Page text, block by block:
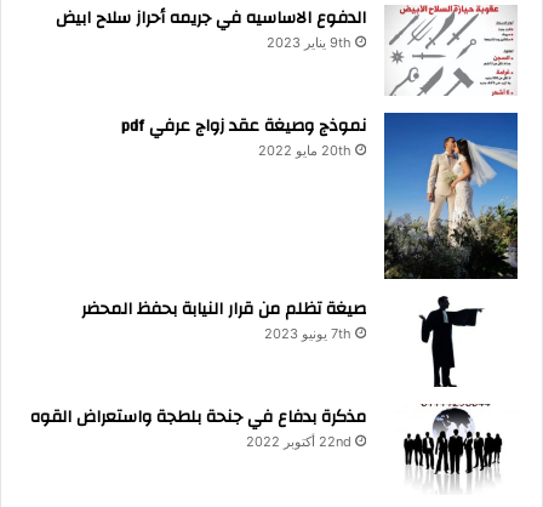
الدفوع الاساسيه في جريمه أحراز سلاح ابيض
9th يناير 2023
نموذج وصيغة عقد زواج عرفي pdf
20th مايو 2022
صيغة تظلم من قرار النيابة بحفظ المحضر
7th يونيو 2023
مذكرة بدفاع في جنحة بلطجة واستعراض القوه
22nd أكتوبر 2022